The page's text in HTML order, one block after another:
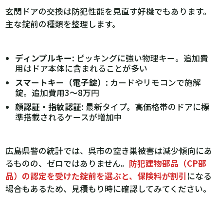
玄関ドアの交換は防犯性能を見直す好機でもあります。
主な錠前の種類を整理します。
ディンプルキー: ピッキングに強い物理キー。追加費
用はドア本体に含まれることが多い
スマートキー（電子錠） : カードやリモコンで施解
錠。追加費用3〜8万円
顔認証・指紋認証: 最新タイプ。高価格帯のドアに標
準搭載されるケースが増加中
広島県警の統計では、呉市の空き巣被害は減少傾向にあ
るものの、ゼロではありません。 防犯建物部品（CP部
品）の認定を受けた錠前を選ぶと、保険料が割引 になる
場合もあるため、見積もり時に確認してみてください。